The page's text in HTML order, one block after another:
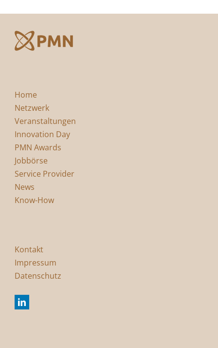
Home
Netzwerk
Veranstaltungen
Innovation Day
PMN Awards
Jobbörse
Service Provider
News
Know-How
Kontakt
Impressum
Datenschutz